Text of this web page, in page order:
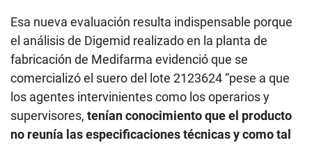
Esa nueva evaluación resulta indispensable porque
el análisis de Digemid realizado en la planta de
fabricación de Medifarma evidenció que se
comercializó el suero del lote 2123624 “pese a que
los agentes intervinientes como los operarios y
supervisores, tenían conocimiento que el producto
no reunía las especificaciones técnicas y como tal